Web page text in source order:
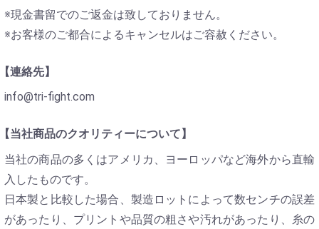
※現金書留でのご返金は致しておりません。
※お客様のご都合によるキャンセルはご容赦ください。
連絡先】
info@tri-fight.com
当社商品のクオリティーについて】
当社の商品の多くはアメリカ、ヨーロッパなど海外から直輸
入したものです。
日本製と比較した場合、製造ロットによって数センチの誤差
があったり、プリントや品質の粗さや汚れがあったり、糸の